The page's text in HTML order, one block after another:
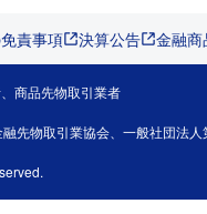
責事項 決算公告 金融
商品先物取引業者
先物取引業協会、一般社団法